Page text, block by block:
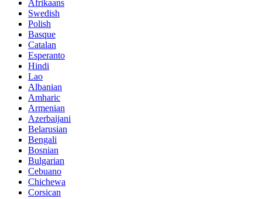
Afrikaans
Swedish
Polish
Basque
Catalan
Esperanto
Hindi
Lao
Albanian
Amharic
Armenian
Azerbaijani
Belarusian
Bengali
Bosnian
Bulgarian
Cebuano
Chichewa
Corsican